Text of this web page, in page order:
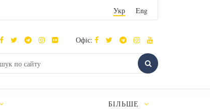
Укр Eng
Офіс:
БІЛЬШЕ